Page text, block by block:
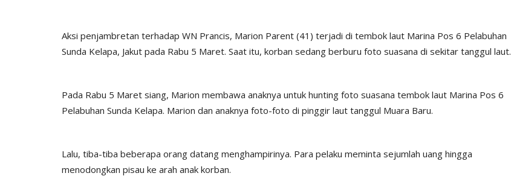
Aksi penjambretan terhadap WN Prancis, Marion Parent (41) terjadi di tembok laut Marina Pos 6 Pelabuhan
Sunda Kelapa, Jakut pada Rabu 5 Maret. Saat itu, korban sedang berburu foto suasana di sekitar tanggul laut.
Pada Rabu 5 Maret siang, Marion membawa anaknya untuk hunting foto suasana tembok laut Marina Pos 6
Pelabuhan Sunda Kelapa. Marion dan anaknya foto-foto di pinggir laut tanggul Muara Baru.
Lalu, tiba-tiba beberapa orang datang menghampirinya. Para pelaku meminta sejumlah uang hingga
menodongkan pisau ke arah anak korban.